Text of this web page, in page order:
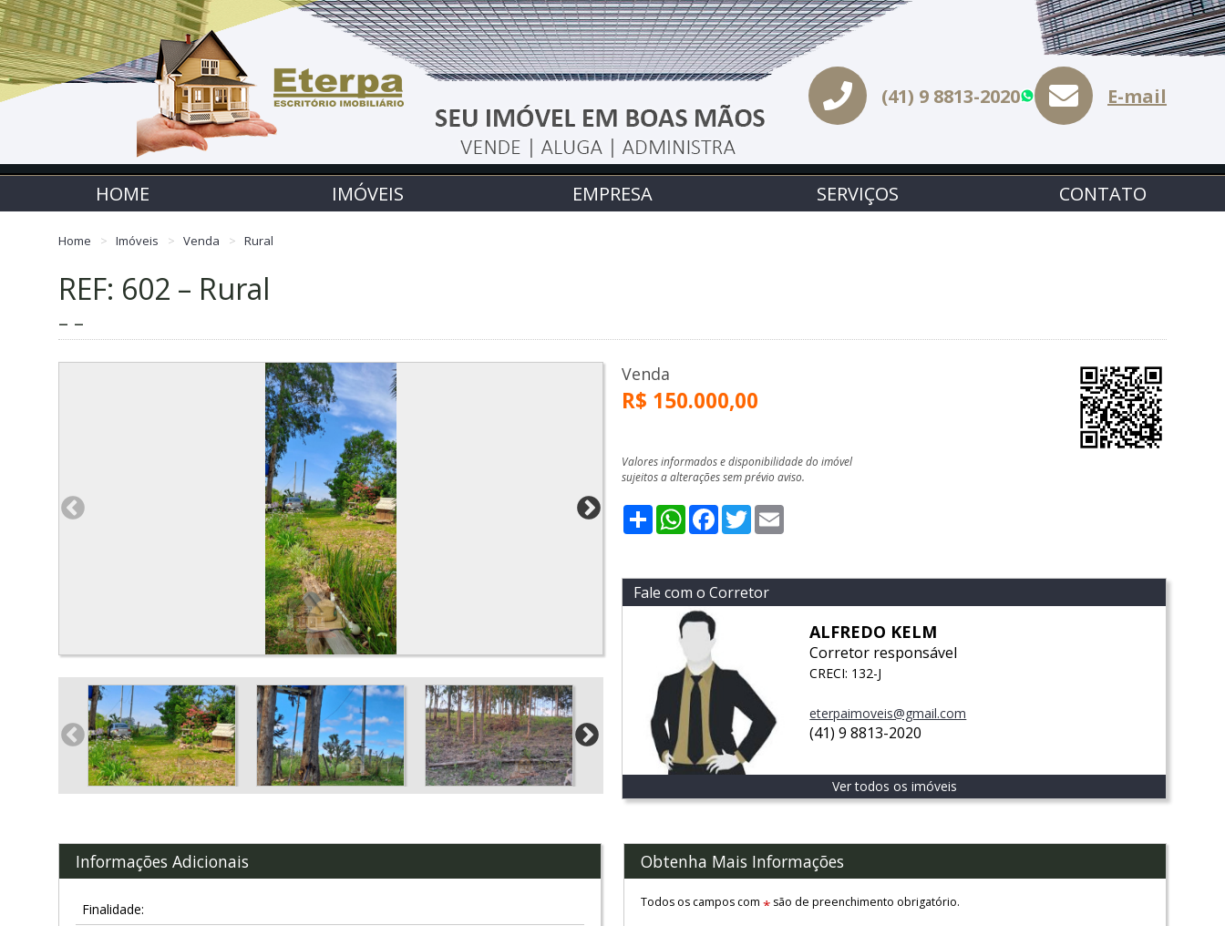
(41) 9 8813-2020 WhatsApp
E-mail
HOME IMÓVEIS EMPRESA SERVIÇOS CONTATO
Home Imóveis Venda Rural
REF: 602 – Rural
– –
Venda
R$ 150.000,00
Valores informados e disponibilidade do imóvel
sujeitos a alterações sem prévio aviso.
ShareWhatsApp
Facebook
Twitter
Fale com o Corretor
ALFREDO KELM
Corretor responsável
CRECI: 132-J
eterpaimoveis@gmail.com
(41) 9 8813-2020
Ver todos os imóveis
Informações Adicionais
Finalidade:
Obtenha Mais Informações
Todos os campos com *são de preenchimento obrigatório.